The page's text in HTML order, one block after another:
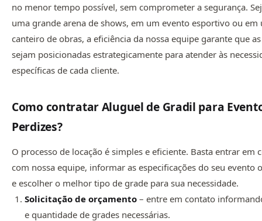
no menor tempo possível, sem comprometer a segurança.
uma grande arena de shows, em um evento esportivo ou em
canteiro de obras, a eficiência da nossa equipe garante que
sejam posicionadas estrategicamente para atender às
específicas de cada cliente.
Como contratar Aluguel de Gradil para
Perdizes?
O processo de locação é simples e eficiente. Basta entrar em
com nossa equipe, informar as especificações do seu evento
e escolher o melhor tipo de grade para sua necessidade.
Solicitação de orçamento – entre em contato
e quantidade de grades necessárias.